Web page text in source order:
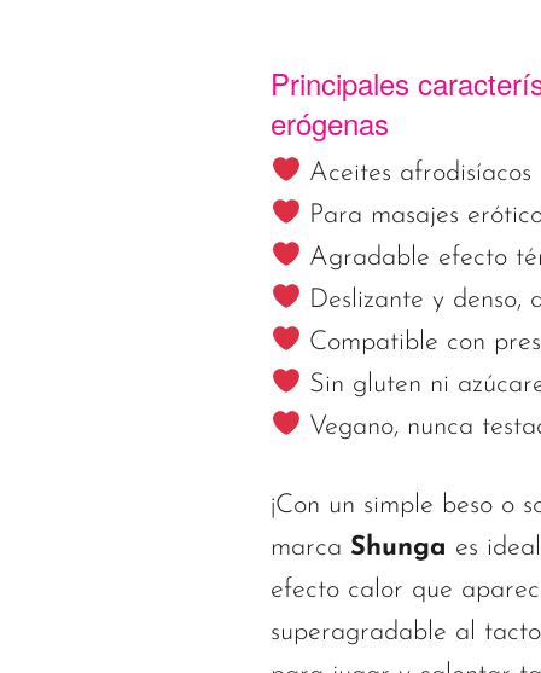
Principales
erógenas
Aceites
Para masajes
Agradable efecto
Deslizante y denso,
Compatible con
Sin gluten ni
Vegano, nunca
¡Con un simple beso o
marca Shunga es
efecto calor que
superagradable al